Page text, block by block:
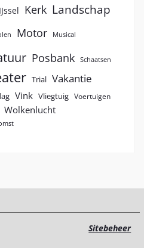
IJssel Kerk Landschap
Motor Musical
Posbank Schaatsen
Trial Vakantie
Vink Vliegtuig Voertuigen
Wolkenlucht
Sitebeheer